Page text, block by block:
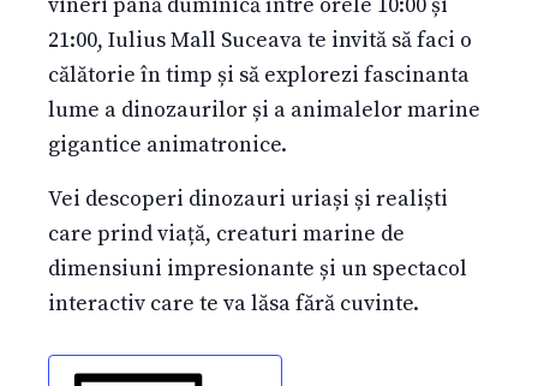
21:00, Iulius Mall Suceava te invită să faci o
călătorie în timp și să explorezi fascinanta
lume a dinozaurilor și a animalelor marine
gigantice animatronice.
Vei descoperi dinozauri uriași și realiști
care prind viață, creaturi marine de
dimensiuni impresionante și un spectacol
interactiv care te va lăsa fără cuvinte.